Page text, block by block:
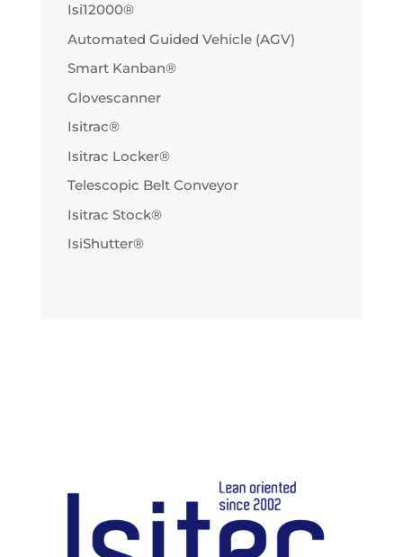
Isi12000®
Automated Guided Vehicle (AGV)
Smart Kanban®
Glovescanner
Isitrac®
Isitrac Locker®
Telescopic Belt Conveyor
Isitrac Stock®
IsiShutter®